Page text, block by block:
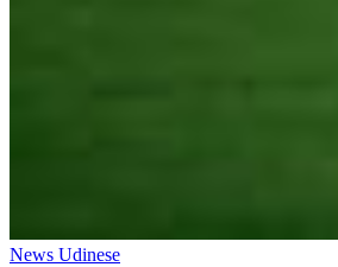
News Udinese